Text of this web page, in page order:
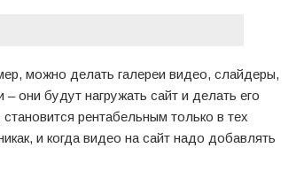
можно делать галереи видео, слайдеры,
они будут нагружать сайт и делать его
рентабельным только в тех
и когда видео на сайт надо добавлять